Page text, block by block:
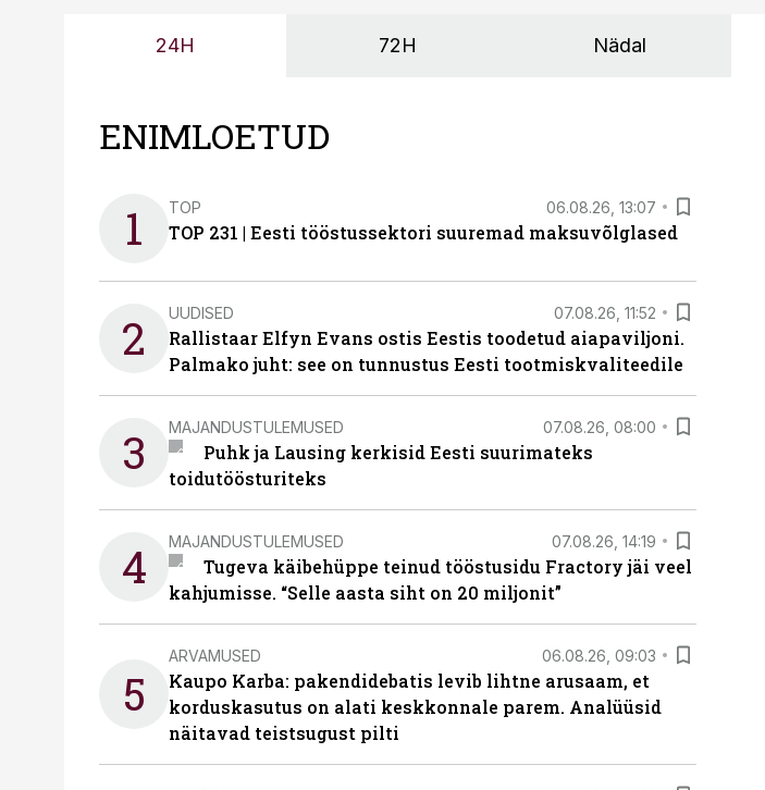
24H 72H Nädal
ENIMLOETUD
1 TOP 06.08.26, 13:07
TOP 231 | Eesti tööstussektori suuremad maksuvõlglased
2 UUDISED 07.08.26, 11:52
Rallistaar Elfyn Evans ostis Eestis toodetud aiapaviljoni.
Palmako juht: see on tunnustus Eesti tootmiskvaliteedile
3 MAJANDUSTULEMUSED 07.08.26, 08:00
Puhk ja Lausing kerkisid Eesti suurimateks
toidutöösturiteks
4 MAJANDUSTULEMUSED 07.08.26, 14:19
Tugeva käibehüppe teinud tööstusidu Fractory jäi veel
kahjumisse. “Selle aasta siht on 20 miljonit”
5
ARVAMUSED 06.08.26, 09:03
Kaupo Karba: pakendidebatis levib lihtne arusaam, et
korduskasutus on alati keskkonnale parem. Analüüsid
näitavad teistsugust pilti